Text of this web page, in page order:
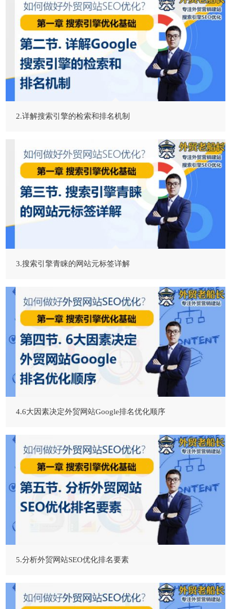
2.详解搜索引擎的检索和排名机制
3.搜索引擎青睐的网站元标签详解
4.6大因素决定外贸网站Google排名优化顺序
5.分析外贸网站SEO优化排名要素